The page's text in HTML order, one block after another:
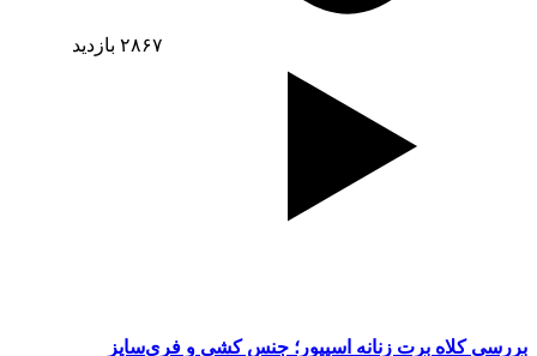
۲۸۶۷ بازدید
بررسی کلاه برت زنانه اسپیور؛ جنس کشی و فری‌سایز